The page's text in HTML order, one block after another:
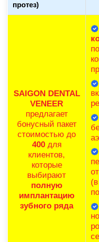
протез)
SAIGON DENTAL
VENEER
предлагает
бонусный пакет
стоимостью до
400для
клиентов,
которые
выбирают
полную
имплантацию
зубного ряда